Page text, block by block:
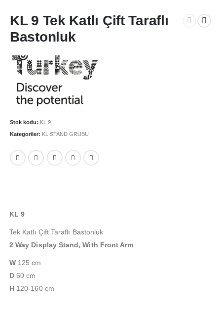
KL 9 Tek Katlı Çift Taraflı
Bastonluk
Stok kodu: KL 9
Kategoriler: KL STAND GRUBU
KL 9
Tek Katlı Çift Taraflı Bastonluk
2 Way Display Stand, With Front Arm
W 125 cm
D 60 cm
H 120-160 cm